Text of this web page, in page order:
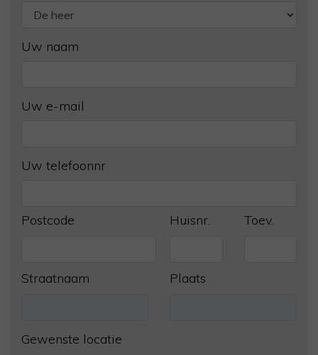
Uw naam
Uw e-mail
Uw telefoonnr
Postcode Huisnr. Toev.
Straatnaam Plaats
Gewenste locatie